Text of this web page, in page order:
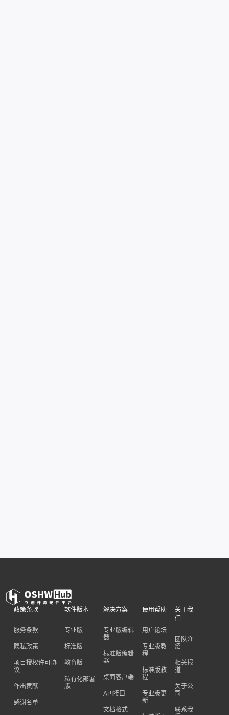
政策条款
服务条款
隐私政策
项目授权许可协
议
作出贡献
感谢名单
软件版本
专业版
标准版
教育版
私有化部署
版
解决方案
专业版编辑
器
标准版编辑
器
桌面客户端
API接口
文档格式
使用帮助
用户论坛
专业版教
程
标准版教
程
专业版更
新
关于我
们
团队介
绍
相关报
道
关于公
司
联系我